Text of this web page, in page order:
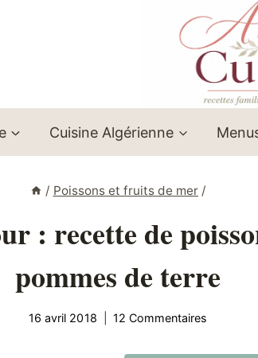
Cuisine Algérienne
/ Poissons et fruits de mer /
: recette de
pommes de terre
16 avril 2018 12 Commentaires